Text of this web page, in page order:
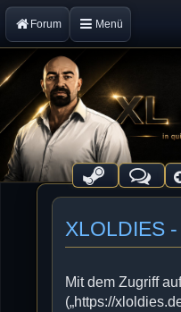
Forum Menü
XLOLDIES
Mit dem Zugriff
(„https://